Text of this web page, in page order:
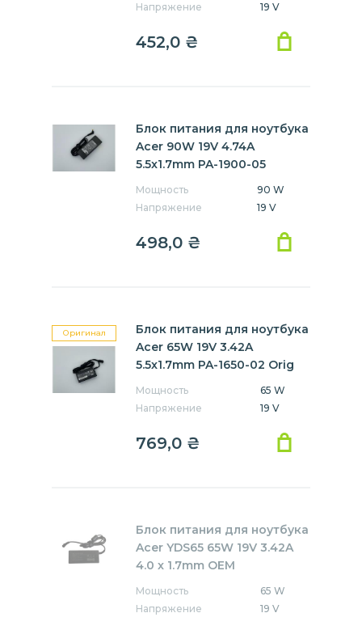
Напряжение
19 V
452,0 ₴
Блок питания для ноутбука
Acer 90W 19V 4.74A
5.5x1.7mm PA-1900-05
Мощность
90 W
Напряжение
19 V
498,0 ₴
Оригинал
Блок питания для ноутбука
Acer 65W 19V 3.42A
5.5x1.7mm PA-1650-02 Orig
Мощность
65 W
Напряжение
19 V
769,0 ₴
Блок питания для ноутбука
Acer YDS65 65W 19V 3.42A
4.0 x 1.7mm OEM
Мощность
65 W
Напряжение
19 V